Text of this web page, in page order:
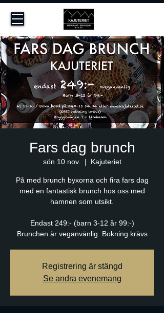
Fars dag brunch
sön 10 nov.
  |
Kajuteriet
På med brunch byxorna och fira fars dag
med en fantastisk brunch hos oss med
hamnen som utsikt.
Endast 249:- (barn 3-12 år 99:-)
Brunchen är veganvänlig. Bokning krävs
Registrering är stängd
Se andra evenemang